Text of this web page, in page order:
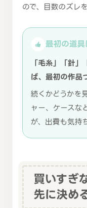
ので、目数のズレ
最初の道
「毛糸」「針
ば、最初の作品
続くかどうかを
ャー、ケースな
が、出費も気持
買いすぎ
先に決め